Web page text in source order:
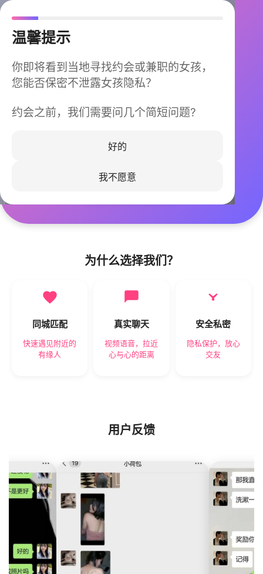
温馨提示
你即将看到当地寻找约会或兼职的女孩，
您能否保密不泄露女孩隐私？
约会之前，我们需要问几个简短问题?
好的
我不愿意
今晚不再孤单
同城快速匹配，马上认识身边的TA
立即下载
为什么选择我们？
同城匹配
快速遇见附近的
有缘人
真实聊天
视频语音，拉近
心与心的距离
安全私密
隐私保护，放心
交友
用户反馈